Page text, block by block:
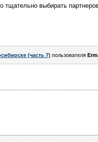
тщательно выбирать
(часть 7) пользователя